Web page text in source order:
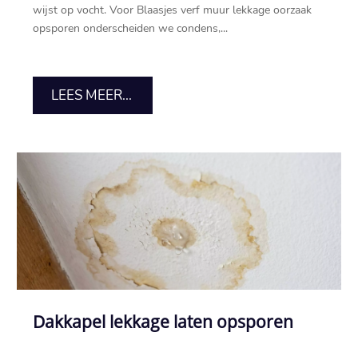
wijst op vocht.​ Voor Blaasjes verf muur lekkage oorzaak
opsporen onderscheiden we condens,...
LEES MEER...
Dakkapel lekkage laten opsporen